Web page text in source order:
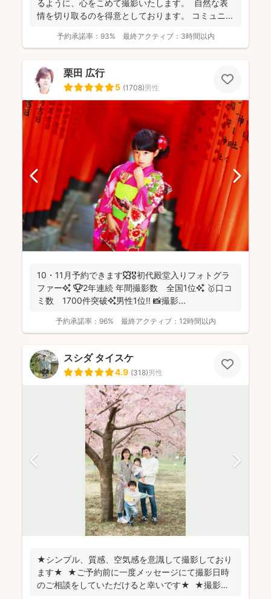
るように、心をこめて撮影いたします。 自然な表
情を切り取るのを得意としております。 コミュニ...
予約承諾率： 93% 最終アクティブ： 3時間以内
栗田 広行
5 (1708)男性
10・11月予約できます🍁🎖初代殿堂入りフォトグラ
ファー✨ 🏆2年連続 年間撮影数 全国1位✨ 🥇口コ
ミ数 1700件突破✨男性1位‼️ 📸撮影...
予約承諾率： 96% 最終アクティブ： 12時間以内
スシダ タイスケ
4.9 (318)男性
★シンプル、質感、空気感を意識して撮影しており
ます★ ★ご予約前に一度メッセージにて撮影日時
のご相談をしていただけると幸いです★ ★撮影に